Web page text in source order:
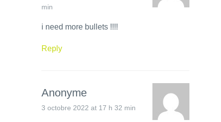
min
i need more bullets !!!!
Reply
Anonyme
3 octobre 2022 at 17 h 32 min